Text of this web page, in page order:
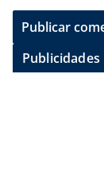
Publicidades